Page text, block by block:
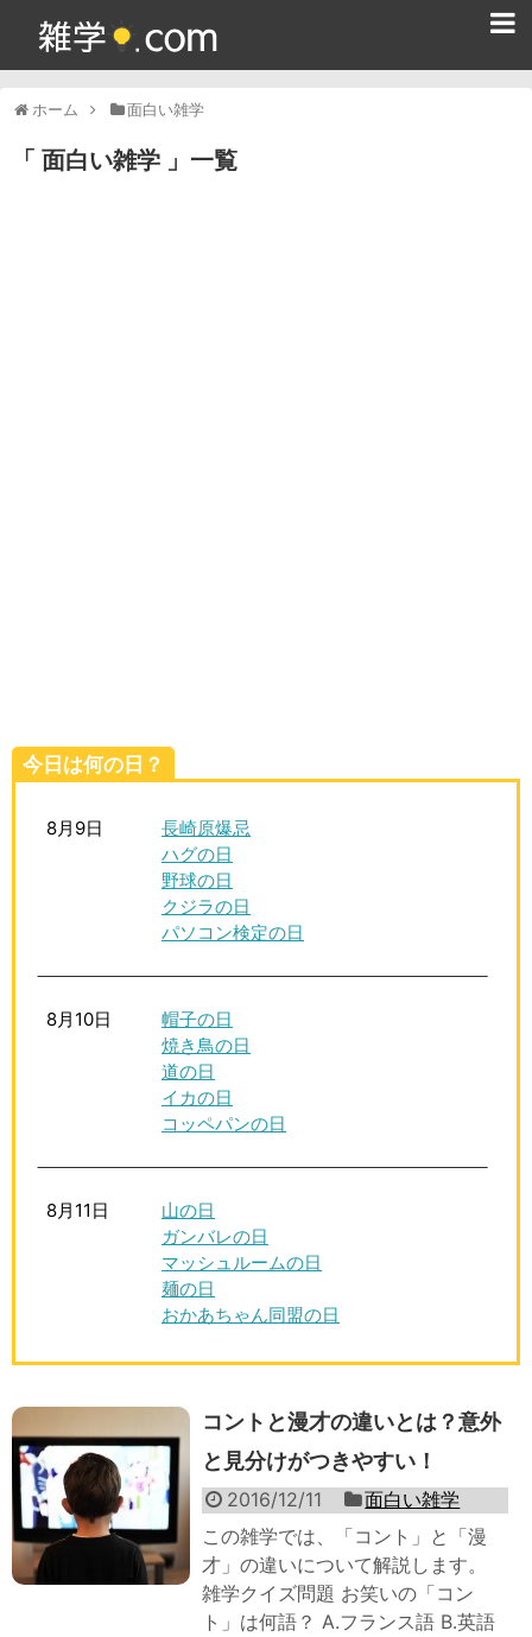
ホーム 面白い雑学
面白い雑学 一覧
今日は何の日？
8月9日
長崎原爆忌
ハグの日
野球の日
クジラの日
パソコン検定の日
8月10日
帽子の日
焼き鳥の日
道の日
イカの日
コッペパンの日
8月11日
山の日
ガンバレの日
マッシュルームの日
麺の日
おかあちゃん同盟の日
コントと漫才の違いとは？意外
と見分けがつきやすい！
2016/12/11
面白い雑学
この雑学では、「コント」と「漫
才」の違いについて解説します。
雑学クイズ問題 お笑いの「コン
ト」は何語？ A.フランス語 B.英語